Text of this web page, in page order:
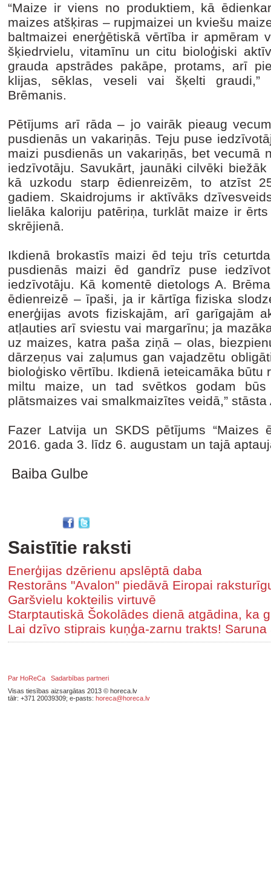
“Maize ir viens no produktiem, kā
maizes atšķiras – rupjmaizei un kviešu
baltmaizei enerģētiskā vērtība ir apmēram
šķiedrvielu, vitamīnu un citu bioloģiski
grauda apstrādes pakāpe, protams, arī
klijas, sēklas, veseli vai šķelti graudi,”
Brēmanis.
Pētījums arī rāda – jo vairāk pieaug
pusdienās un vakariņās. Teju puse
maizi pusdienās un vakariņās, bet vecumā
iedzīvotāju. Savukārt, jaunāki cilvēki
kā uzkodu starp ēdienreizēm, to atzīst
gadiem. Skaidrojums ir aktīvāks
lielāka kaloriju patēriņa, turklāt maize ir
skrējienā.
Ikdienā brokastīs maizi ēd teju trīs
pusdienās maizi ēd gandrīz puse
iedzīvotāju. Kā komentē dietologs A.
ēdienreizē – īpaši, ja ir kārtīga fiziska
enerģijas avots fiziskajām, arī garīgajām
atļauties arī sviestu vai margarīnu; ja
uz maizes, katra paša ziņā – olas,
dārzeņus vai zaļumus gan vajadzētu
bioloģisko vērtību. Ikdienā ieteicamāka būtu
miltu maize, un tad svētkos godam
plātsmaizes vai smalkmaizītes veidā,” stāsta
Fazer Latvija un SKDS pētījums “Maizes
2016. gada 3. līdz 6. augustam un tajā
Baiba Gulbe
Saistītie raksti
Enerģijas dzērienu apslēptā daba
Restorāns "Avalon" piedāvā Eiropai
Garšvielu kokteilis virtuvē
Starptautiskā Šokolādes dienā atgādina, ka
Lai dzīvo stiprais kuņģa-zarnu trakts!
Par HoReCa
Sadarbības partneri
Visas tiesības aizsargātas 2013 © horeca.lv
tālr: +371 20039309; e-pasts: horeca@horeca.lv